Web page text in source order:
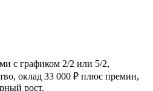
с графиком 2/2 или 5/2,
оклад 33 000 ₽ плюс премии,
рост.